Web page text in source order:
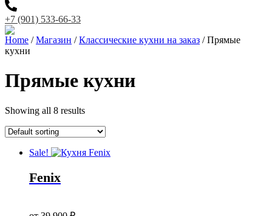
+7 (901) 533-66-33
Home /Магазин /Классические кухни на заказ / Прямые
кухни
Прямые кухни
Showing all 8 results
Sale!
Fenix
price